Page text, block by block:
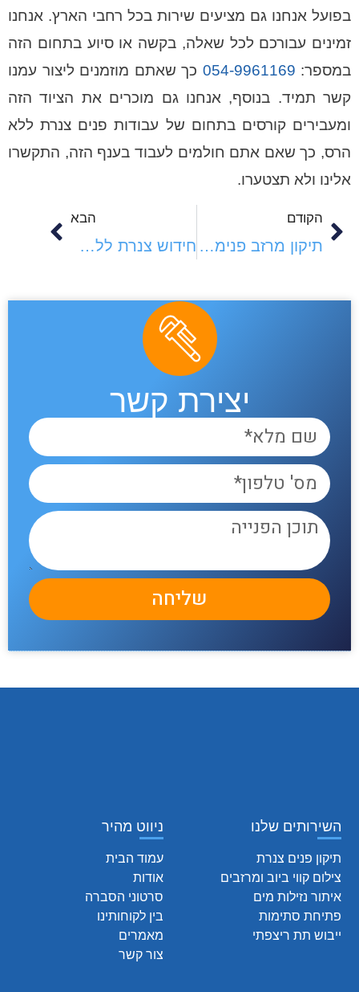
בפועל אנחנו גם מציעים שירות בכל רחבי הארץ. אנחנו
זמינים עבורכם לכל שאלה, בקשה או סיוע בתחום הזה
במספר: 054-9961169 כך שאתם מוזמנים ליצור עמנו
קשר תמיד. בנוסף, אנחנו גם מוכרים את הציוד הזה
ומעבירים קורסים בתחום של עבודות פנים צנרת ללא
הרס, כך שאם אתם חולמים לעבוד בענף הזה, התקשרו
אלינו ולא תצטערו.
הקודם
תיקון מרזב פנימי ללא הרס
הבא
חידוש צנרת ללא הרס
יצירת קשר
שליחה
ניווט מהיר
עמוד הבית
אודות
סרטוני הסברה
בין לקוחותינו
מאמרים
צור קשר
השירותים שלנו
תיקון פנים צנרת
צילום קווי ביוב ומרזבים
איתור נזילות מים
פתיחת סתימות
ייבוש תת ריצפתי